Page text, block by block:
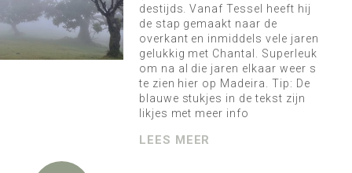
destijds. Vanaf Tessel heeft hij
de stap gemaakt naar de
overkant en inmiddels vele jaren
gelukkig met Chantal. Superleuk
om na al die jaren elkaar weer s
te zien hier op Madeira. Tip: De
blauwe stukjes in de tekst zijn
likjes met meer info
LEES MEER